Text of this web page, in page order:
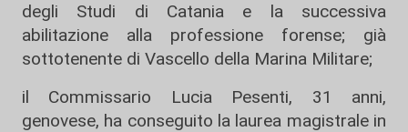
degli Studi di Catania e la successiva
abilitazione alla professione forense; già
sottotenente di Vascello della Marina Militare;
il Commissario Lucia Pesenti, 31 anni,
genovese, ha conseguito la laurea magistrale in